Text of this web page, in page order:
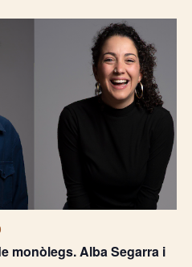
monòlegs. Alba Segarra i